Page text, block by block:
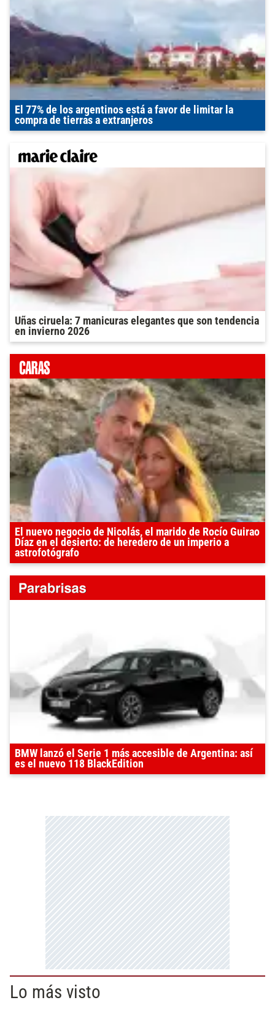
El 77% de los argentinos está a favor de limitar la
compra de tierras a extranjeros
Uñas ciruela: 7 manicuras elegantes que son tendencia
en invierno 2026
El nuevo negocio de Nicolás, el marido de Rocío Guirao
Díaz en el desierto: de heredero de un imperio a
astrofotógrafo
BMW lanzó el Serie 1 más accesible de Argentina: así
es el nuevo 118 BlackEdition
Lo más visto